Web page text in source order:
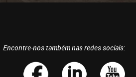
Encontre-nos também nas redes sociais: